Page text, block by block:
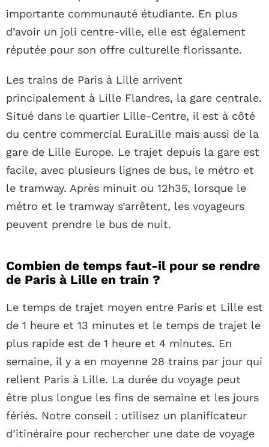
importante communauté étudiante. En plus
d’avoir un joli centre-ville, elle est également
réputée pour son offre culturelle florissante.
Les trains de Paris à Lille arrivent
principalement à Lille Flandres, la gare centrale.
Situé dans le quartier Lille-Centre, il est à côté
du centre commercial EuraLille mais aussi de la
gare de Lille Europe. Le trajet depuis la gare est
facile, avec plusieurs lignes de bus, le métro et
le tramway. Après minuit ou 12h35, lorsque le
métro et le tramway s’arrêtent, les voyageurs
peuvent prendre le bus de nuit.
Combien de temps faut-il pour se rendre
de Paris à Lille en train ?
Le temps de trajet moyen entre Paris et Lille est
de 1 heure et 13 minutes et le temps de trajet le
plus rapide est de 1 heure et 4 minutes. En
semaine, il y a en moyenne 28 trains par jour qui
relient Paris à Lille. La durée du voyage peut
être plus longue les fins de semaine et les jours
fériés. Notre conseil : utilisez un planificateur
d’itinéraire pour rechercher une date de voyage